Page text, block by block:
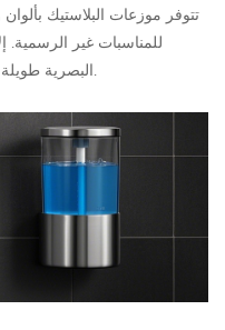
تتوفر موزعات البلاستيك
للمناسبات غير الرسمية.
البصرية طويلة الأمد التي يتميز بها الفولاذ المقاوم للصدأ.